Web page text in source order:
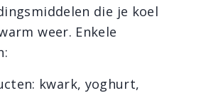
die je koel
weer. Enkele
kwark, yoghurt,